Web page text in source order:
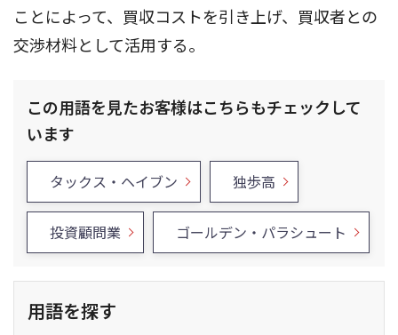
ことによって、買収コストを引き上げ、買収者との
交渉材料として活用する。
この用語を見たお客様はこちらもチェックして
います
タックス・ヘイブン 独歩高
投資顧問業 ゴールデン・パラシュート
用語を探す